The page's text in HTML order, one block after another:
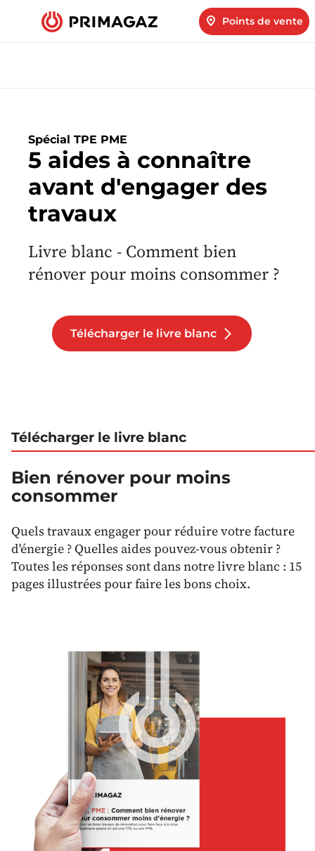
Points de vente
Spécial TPE PME
5 aides à connaître
avant d'engager des
travaux
Livre blanc - Comment bien
rénover pour moins consommer ?
Télécharger le livre blanc
Télécharger le livre blanc
Bien rénover pour moins
consommer
Quels travaux engager pour réduire votre facture
d'énergie ? Quelles aides pouvez-vous obtenir ?
Toutes les réponses sont dans notre livre blanc : 15
pages illustrées pour faire les bons choix.